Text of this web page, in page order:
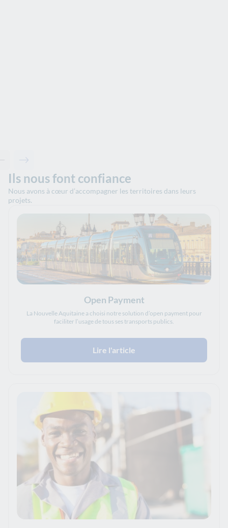
Contenu précédent - Découvrir nos solutions
Contenu suivant - Découvrir nos solutions
Ils nous font confiance
Nous avons à cœur d’accompagner les territoires dans leurs
projets.
Open Payment
La Nouvelle Aquitaine a choisi notre solution d’open payment pour
faciliter l’usage de tous ses transports publics.
Lire l'article